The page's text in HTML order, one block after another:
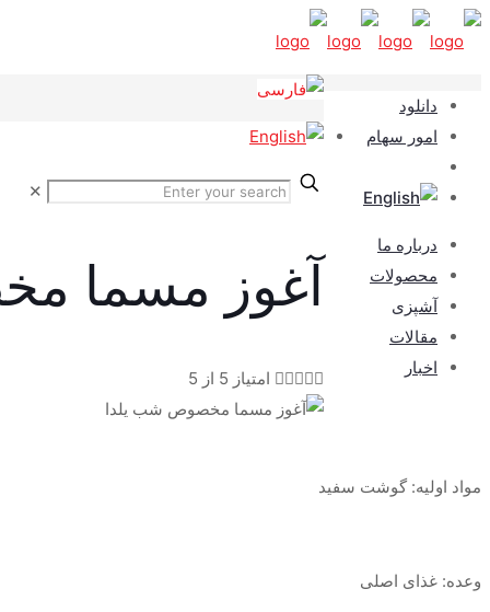
دانلود
امور سهام
درباره ما
محصولات
آشپزی
مقالات
اخبار
✕
آغوز مسما
 امتیاز 5 از 5
مواد اولیه: گوشت سفید
وعده: غذای اصلی